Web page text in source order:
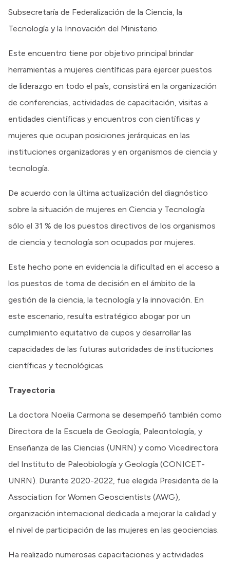
Subsecretaría de Federalización de la Ciencia, la
Tecnología y la Innovación del Ministerio.
Este encuentro tiene por objetivo principal brindar
herramientas a mujeres científicas para ejercer puestos
de liderazgo en todo el país, consistirá en la organización
de conferencias, actividades de capacitación, visitas a
entidades científicas y encuentros con científicas y
mujeres que ocupan posiciones jerárquicas en las
instituciones organizadoras y en organismos de ciencia y
tecnología.
De acuerdo con la última actualización del diagnóstico
sobre la situación de mujeres en Ciencia y Tecnología
sólo el 31 % de los puestos directivos de los organismos
de ciencia y tecnología son ocupados por mujeres.
Este hecho pone en evidencia la dificultad en el acceso a
los puestos de toma de decisión en el ámbito de la
gestión de la ciencia, la tecnología y la innovación. En
este escenario, resulta estratégico abogar por un
cumplimiento equitativo de cupos y desarrollar las
capacidades de las futuras autoridades de instituciones
científicas y tecnológicas.
Trayectoria
La doctora Noelia Carmona se desempeñó también como
Directora de la Escuela de Geología, Paleontología, y
Enseñanza de las Ciencias (UNRN) y como Vicedirectora
del Instituto de Paleobiología y Geología (CONICET-
UNRN). Durante 2020-2022, fue elegida Presidenta de la
Association for Women Geoscientists (AWG),
organización internacional dedicada a mejorar la calidad y
el nivel de participación de las mujeres en las geociencias.
Ha realizado numerosas capacitaciones y actividades